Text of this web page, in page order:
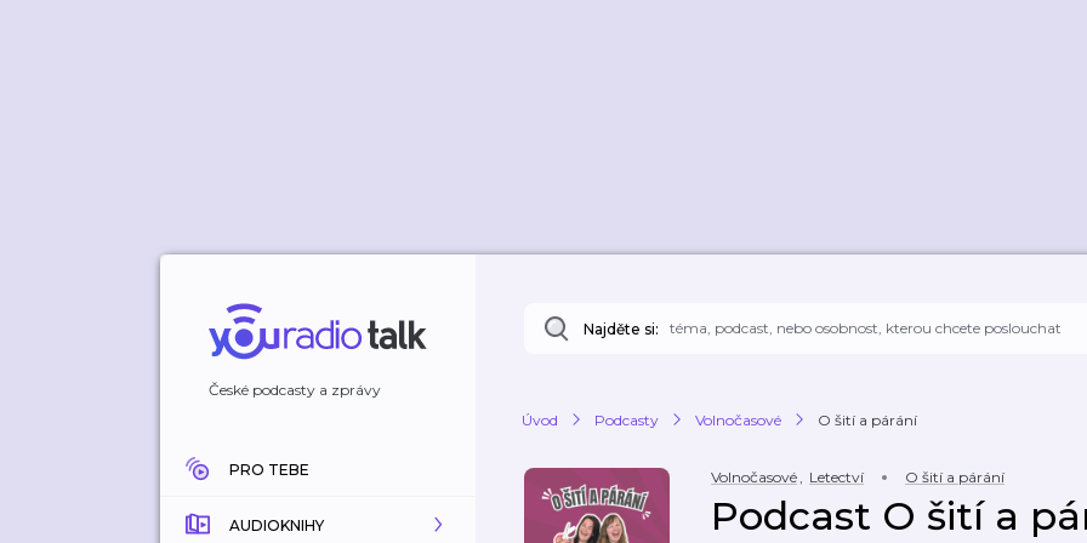
České podcasty a zprávy
PRO TEBE
AUDIOKNIHY
Najděte si:
Úvod Podcasty Volnočasové O šití a párání
Volnočasové, Letectví O šití a párání
Podcast O šití a